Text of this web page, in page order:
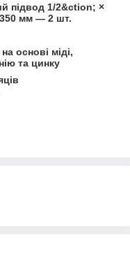
підвод 1/2&ction; ×
мм — 2 шт.
основі міді,
та цинку